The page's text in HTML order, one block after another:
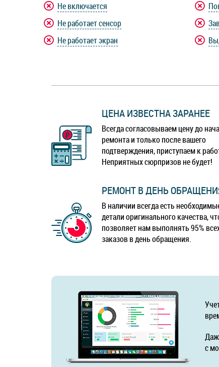
Не включается
Не работает сенсор
Не работает экран
ЦЕНА ИЗВЕСТНА ЗАРАНЕЕ
Всегда согласовываем цену до
ремонта и только после вашего
подтверждения, приступаем к
Неприятных сюрпризов не будет!
РЕМОНТ В ДЕНЬ
В наличии всегда есть
детали оригинального качества,
позволяет нам выполнять 95%
заказов в день обращения.
с